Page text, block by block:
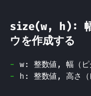
size(w, h): 幅
ウを作成する
w: 整数値, 幅（ピ
h: 整数値, 高さ（